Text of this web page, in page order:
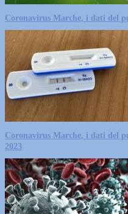
Coronavirus Marche, i dati del
Coronavirus Marche, i dati del
2023